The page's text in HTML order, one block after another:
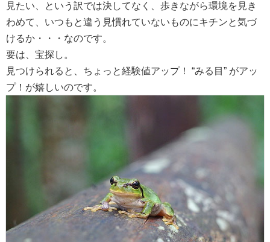
見たい、という訳では決してなく、歩きながら環境を見き
わめて、いつもと違う見慣れていないものにキチンと気づ
けるか・・・なのです。
要は、宝探し。
見つけられると、ちょっと経験値アップ！ “みる目” がアッ
プ！が嬉しいのです。